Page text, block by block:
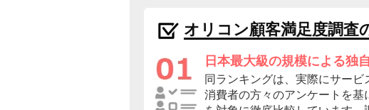
オリコン顧客満足度調査
日本最大級の規模による独
同ランキングは、実際にサービ
消費者の方々のアンケートを基